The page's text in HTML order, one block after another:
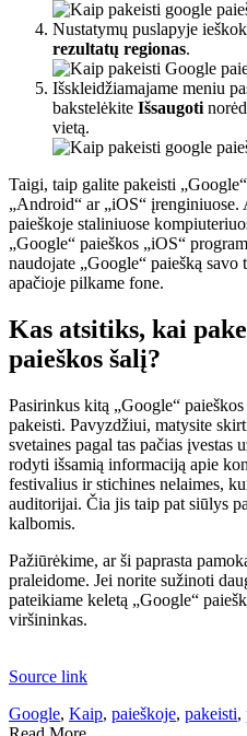
Nustatymų puslapyje
rezultatų regionas.
Išskleidžiamajame meniu
bakstelėkite Išsaugoti
vietą.
Taigi, taip galite pakeisti
„Android“ ar „iOS“
paieškoje staliniuose
„Google“ paieškos „iOS“
naudojate „Google“ paiešką
apačioje pilkame fone.
Kas atsitiks, kai
paieškos šalį?
Pasirinkus kitą „Google“
pakeisti. Pavyzdžiui, matysite
svetaines pagal tas pačias įvestas
rodyti išsamią informaciją apie
festivalius ir stichines nelaimes,
auditorijai. Čia jis taip pat siūlys
kalbomis.
Pažiūrėkime, ar ši paprasta
praleidome. Jei norite sužinoti
pateikiame keletą „Google“
viršininkas.
Source link
Google, Kaip, paieškoje, pakeisti,